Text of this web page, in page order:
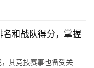
和战队得分，掌握
其竞技赛事也备受关